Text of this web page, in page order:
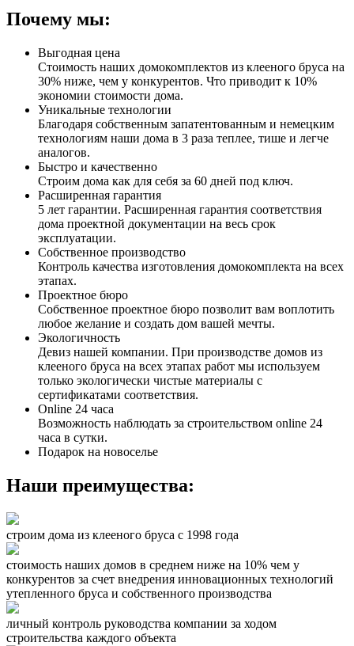
Почему мы:
Выгодная цена
Стоимость наших домокомплектов из клееного бруса на
30% ниже, чем у конкурентов. Что приводит к 10%
экономии стоимости дома.
Уникальные технологии
Благодаря собственным запатентованным и немецким
технологиям наши дома в 3 раза теплее, тише и легче
аналогов.
Быстро и качественно
Строим дома как для себя за 60 дней под ключ.
Расширенная гарантия
5 лет гарантии. Расширенная гарантия соответствия
дома проектной документации на весь срок
эксплуатации.
Собственное производство
Контроль качества изготовления домокомплекта на всех
этапах.
Проектное бюро
Собственное проектное бюро позволит вам воплотить
любое желание и создать дом вашей мечты.
Экологичность
Девиз нашей компании. При производстве домов из
клееного бруса на всех этапах работ мы используем
только экологически чистые материалы с
сертификатами соответствия.
Online 24 часа
Возможность наблюдать за строительством online 24
часа в сутки.
Подарок на новоселье
Наши преимущества:
строим дома из клееного бруса с 1998 года
стоимость наших домов в среднем ниже на 10% чем у
конкурентов за счет внедрения инновационных технологий
утепленного бруса и собственного производства
личный контроль руководства компании за ходом
строительства каждого объекта